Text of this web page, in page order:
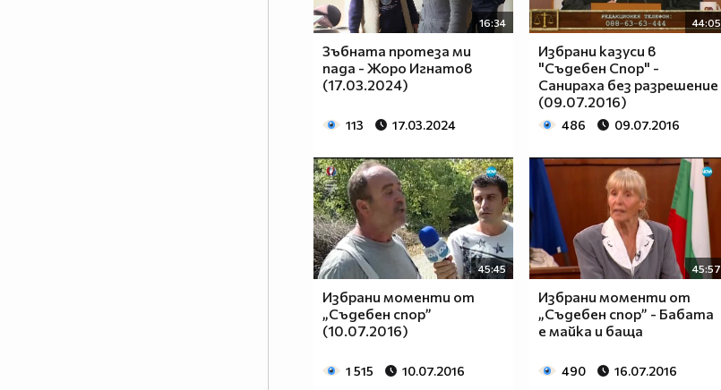
16:34
Зъбната протеза ми
пада - Жоро Игнатов
(17.03.2024)
113 17.03.2024
44:05
Избрани казуси в
"Съдебен Спор" -
Санираха без разрешение
(09.07.2016)
486 09.07.2016
45:45
Избрани моменти от
„Съдебен спор”
(10.07.2016)
1 515 10.07.2016
45:57
Избрани моменти от
„Съдебен спор” - Бабата
е майка и баща
490 16.07.2016